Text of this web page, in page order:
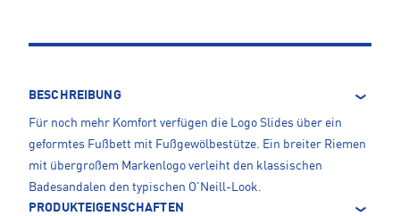
BESCHREIBUNG
Für noch mehr Komfort verfügen die Logo Slides über ein
geformtes Fußbett mit Fußgewölbestütze. Ein breiter Riemen
mit übergroßem Markenlogo verleiht den klassischen
Badesandalen den typischen O'Neill-Look.
PRODUKTEIGENSCHAFTEN